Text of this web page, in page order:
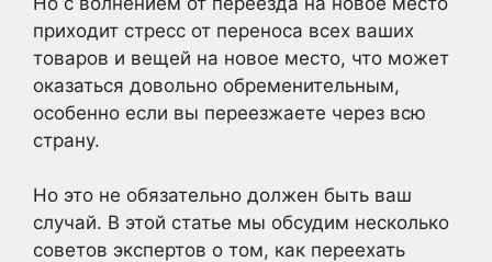
приходит стресс от переноса всех ваших
товаров и вещей на новое место, что может
оказаться довольно обременительным,
особенно если вы переезжаете через всю
страну.
Но это не обязательно должен быть ваш
случай. В этой статье мы обсудим несколько
советов экспертов о том, как переехать